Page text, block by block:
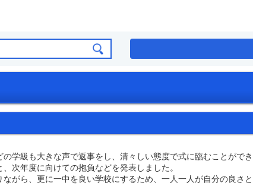
学級も大きな声で返事をし、清々しい態度で式に臨むことができ
次年度に向けての抱負などを発表しました。
がら、更に一中を良い学校にするため、一人一人が自分の良さ